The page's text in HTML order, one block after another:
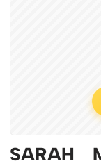
SARAH